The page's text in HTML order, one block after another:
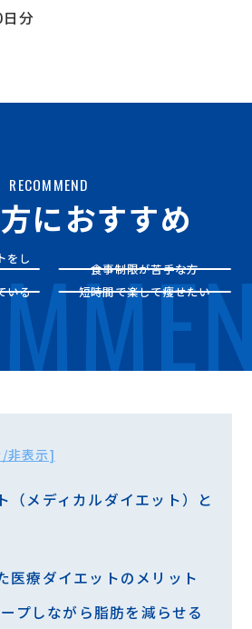
分
RECOMMEND
におすすめ
をし
食事制限が苦手な方
いる
短時間で楽して痩せたい
（メディカルダイエット）と
医療ダイエットのメリット
プしながら脂肪を減らせる